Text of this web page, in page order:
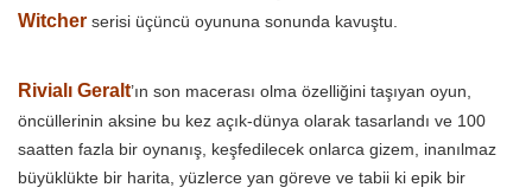
Witcher serisi üçüncü oyununa sonunda kavuştu.
Rivialı Geralt’ın son macerası olma özelliğini taşıyan oyun,
öncüllerinin aksine bu kez açık-dünya olarak tasarlandı ve 100
saatten fazla bir oynanış, keşfedilecek onlarca gizem, inanılmaz
büyüklükte bir harita, yüzlerce yan göreve ve tabii ki epik bir